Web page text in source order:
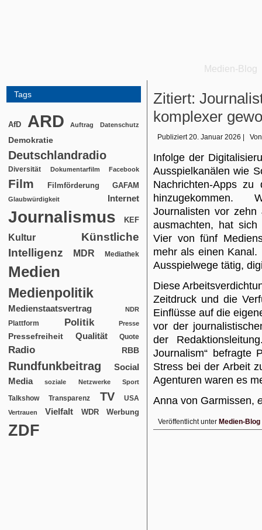
Medien-Blog
Tags
AfD ARD Auftrag Datenschutz
Demokratie
Deutschlandradio
Diversität Dokumentarfilm Facebook
Film Filmförderung GAFAM
Glaubwürdigkeit Internet
Journalismus KEF
Kultur
Künstliche
Intelligenz
MDR Mediathek
Medien
Medienpolitik
Medienstaatsvertrag NDR
Plattform Politik Presse
Pressefreiheit Qualität Quote
Radio RBB
Rundfunkbeitrag
Social
Media
soziale Netzwerke Sport
Talkshow Transparenz TV USA
Vertrauen Vielfalt WDR Werbung
ZDF
Zitiert:
komplexer
Publiziert 20. Januar 2026 Von
Infolge der
Ausspielkanälen wie
Nachrichten-Apps zu
hinzugekommen.
Journalisten vor
ausmachten, hat sich
Vier von fünf
mehr als einen
Ausspielwege tätig,
Diese
Zeitdruck und die
Einflüsse auf die
vor der
der
Journalism“ befragte
Stress bei der Arbeit
Agenturen waren es
Anna von Garmissen,
Veröffentlicht unter Medien-Blog